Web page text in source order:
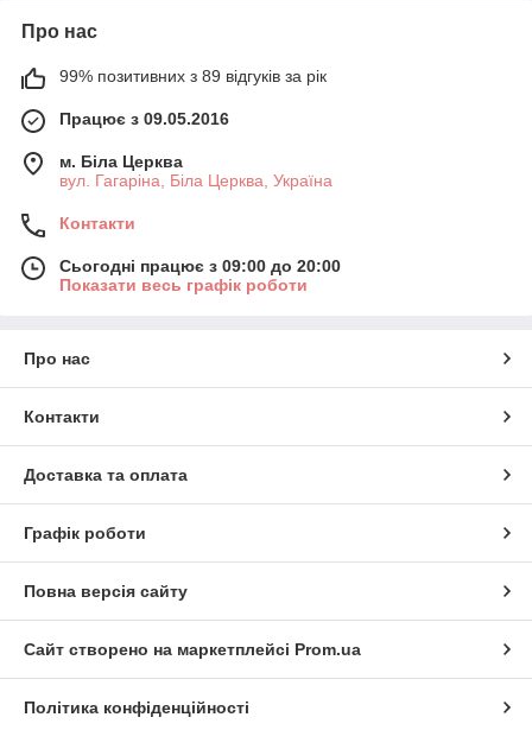
Про нас
99% позитивних з 89 відгуків за рік
Працює з 09.05.2016
м. Біла Церква
вул. Гагаріна, Біла Церква, Україна
Контакти
Сьогодні працює з 09:00 до 20:00
Показати весь графік роботи
Про нас
Контакти
Доставка та оплата
Графік роботи
Повна версія сайту
Сайт створено на маркетплейсі Prom.ua
Політика конфіденційності